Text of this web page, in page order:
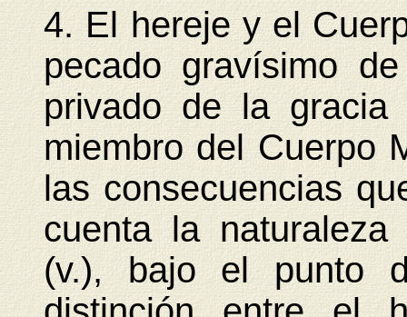
4. El hereje y el
pecado gravísimo
privado de la
miembro del Cuerpo
las consecuencias
cuenta la
(v.), bajo el punto